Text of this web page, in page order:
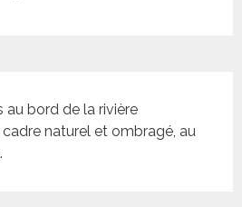
au bord de la rivière
naturel et ombragé, au